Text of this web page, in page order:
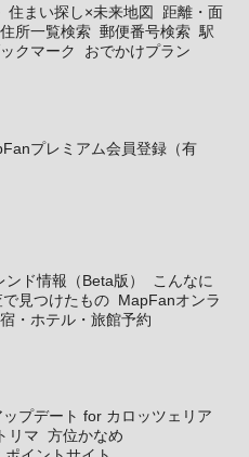
住まい探し×未来地図
距離・面
住所一覧検索 郵便番号検索 駅
クマーク おでかけプラン
プレミアム会員登録（有
ド情報（Beta版）
こんなに
見つけたもの MapFanオンラ
宿・ホテル・旅館予約
プデート for カロッツェリア
トリマ 方位かなめ